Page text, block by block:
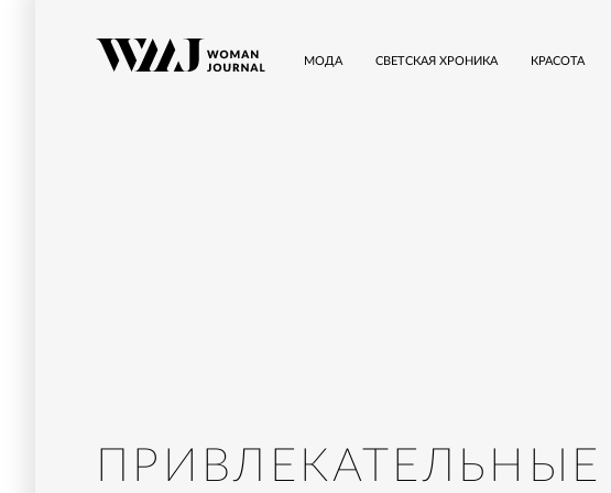
МОДА СВЕТСКАЯ ХРОНИКА КРАСОТА